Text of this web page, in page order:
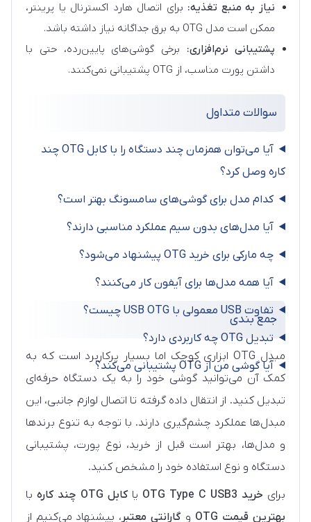
نیاز به منبع تغذیه: برای اتصال هارد اکسترنال یا پرینتر،
ممکن است مدل OTG به برق جداگانه نیاز داشته باشد.
پشتیبانی نرم‌افزاری: برخی گوشی‌های پایین‌رده، حتی با
داشتن پورت مناسب، از OTG پشتیبانی نمی‌کنند.
سوالات متداول
آیا می‌توان همزمان چند دستگاه را با کابل OTG چند
کاره وصل کرد؟
کدام مدل برای گوشی‌های سامسونگ بهتر است؟
آیا مدل‌های بدون سیم عملکرد مناسبی دارند؟
چه مارکی برای خرید OTG پیشنهاد می‌شود؟
آیا همه مدل‌ها برای آیفون کار می‌کنند؟
تفاوت USB معمولی با USB OTG چیست؟
تبدیل OTG چه کاربردی دارد؟
آیا گوشی من از OTG پشتیبانی می‌کند؟
جمع‌ بندی
مبدل OTG ابزاری کوچک اما بسیار پرکاربرد است که به
کمک آن می‌توانید گوشی خود را به یک دستگاه حرفه‌ای
تبدیل کنید. از انتقال داده گرفته تا اتصال لوازم جانبی، این
مبدل‌ها عملکرد چشم‌گیری دارند. با توجه به تنوع برندها
و مدل‌ها، بهتر است قبل از خرید، نوع پورت، پشتیبانی
دستگاه و نوع استفاده خود را مشخص کنید.
برای خرید OTG Type C USB3 یاکابل OTG چند کاره
با
بهترین قیمت OTG
و گارانتی معتبر ، پیشنهاد می‌کنیم از